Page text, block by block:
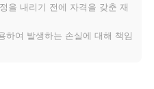
이 프로젝트의 비전과 기술적 프
출시하여 개발자와 초기 사용자
도록 했습니다. 이 단계는 공식 출
을 내리기 전에 자격을 갖춘 재
하여 발생하는 손실에 대해 책임